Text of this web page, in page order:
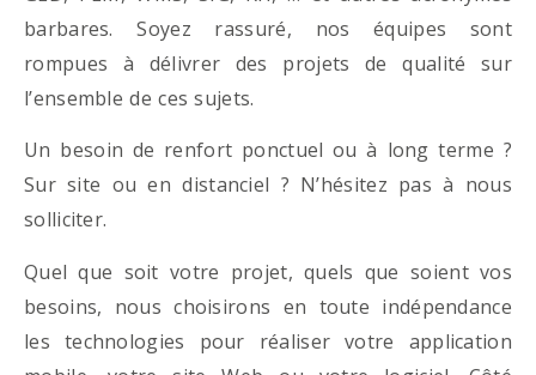
barbares. Soyez rassuré, nos équipes sont
rompues à délivrer des projets de qualité sur
l’ensemble de ces sujets.
Un besoin de renfort ponctuel ou à long terme ?
Sur site ou en distanciel ? N’hésitez pas à nous
solliciter.
Quel que soit votre projet, quels que soient vos
besoins, nous choisirons en toute indépendance
les technologies pour réaliser votre application